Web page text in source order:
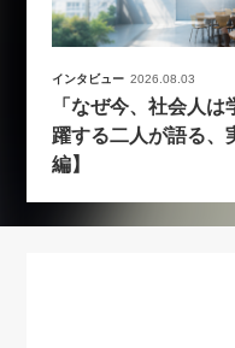
インタビュー 2026.08.03
「なぜ今、社会人
躍する二人が語る、
編】